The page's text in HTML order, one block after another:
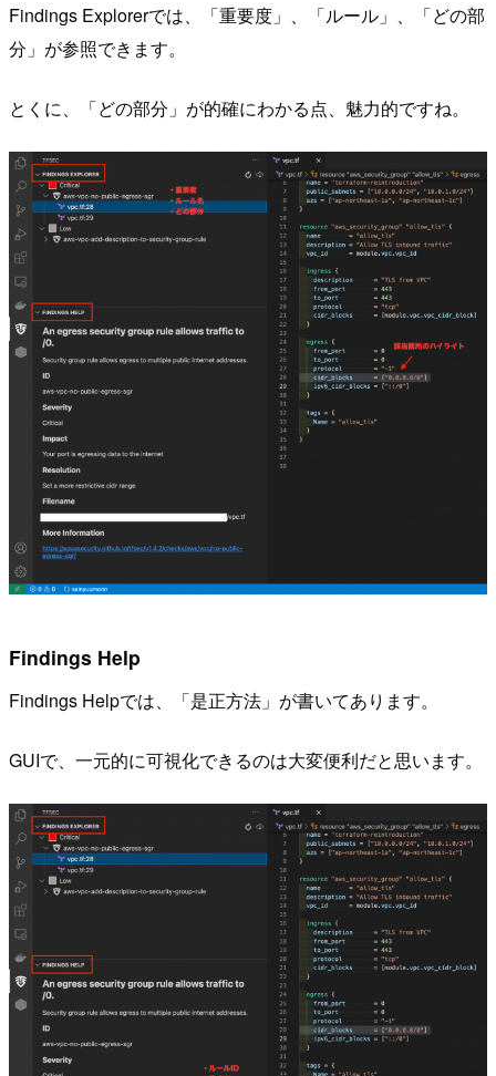
Findings Explorerでは、「重要度」、「ルール」、「どの部
分」が参照できます。
とくに、「どの部分」が的確にわかる点、魅力的ですね。
Findings Help
Findings Helpでは、「是正方法」が書いてあります。
GUIで、一元的に可視化できるのは大変便利だと思います。